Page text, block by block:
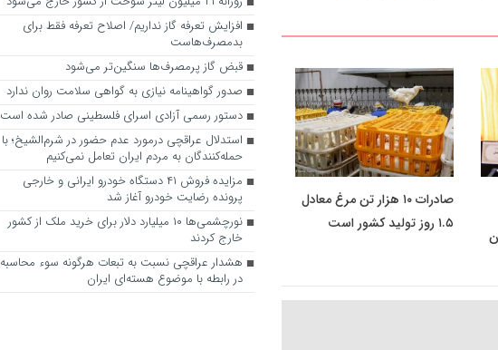
صادرات ۱۰ هزار تن مرغ معادل
۱.۵ روز تولید کشور است
افزایش تعرفه گاز نداریم/ اصلاح تعرفه فقط برای
بدمصرف‌هاست
قبض گاز پرمصرف‌ها سنگین‌تر می‌شود
صدور گواهینامه نیازی به گواهی سلامت روان ندارد
دستور رسمی آزادی اسرای فلسطینی صادر شده است
استدلال عراقچی درمورد عدم حضور در شرم‌الشیخ؛ با
حمله‌کنندگان به مردم ایران تعامل نمی‌کنیم
مزایده فروش ۴۱ دستگاه خودرو ایرانی و خارجی
پرونده رضایت خودرو آغاز شد
نورچشمی‌ها ۱۰ میلیارد دلار برای خرید ملک از کشور
خارج کردند
هشدار عراقچی نسبت به تبعات هرگونه سوء محاسبه
در رابطه با موضوع هسته‌ای ایران